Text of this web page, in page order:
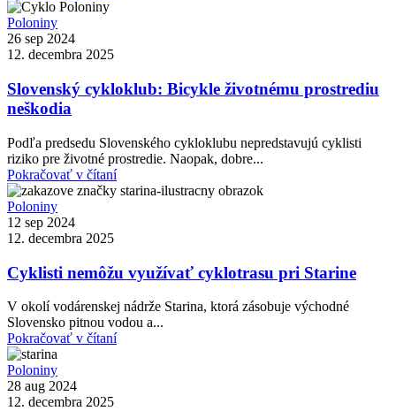
Poloniny
26 sep 2024
12. decembra 2025
Slovenský cykloklub: Bicykle životnému prostrediu
neškodia
Podľa predsedu Slovenského cykloklubu nepredstavujú cyklisti
riziko pre životné prostredie. Naopak, dobre...
Pokračovať v čítaní
Poloniny
12 sep 2024
12. decembra 2025
Cyklisti nemôžu využívať cyklotrasu pri Starine
V okolí vodárenskej nádrže Starina, ktorá zásobuje východné
Slovensko pitnou vodou a...
Pokračovať v čítaní
Poloniny
28 aug 2024
12. decembra 2025